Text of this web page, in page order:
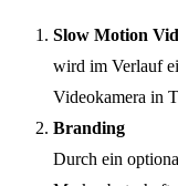
Slow Motion
wird im Verlauf
Videokamera in
Branding
Durch ein